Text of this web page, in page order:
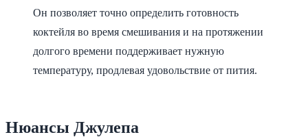
Он позволяет точно определить готовность
коктейля во время смешивания и на протяжении
долгого времени поддерживает нужную
температуру, продлевая удовольствие от пития.
Нюансы Джулепа